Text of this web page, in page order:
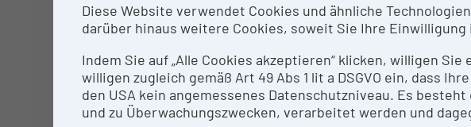
Ihre Datenschutz-
Diese Website verwendet Cookies und ähnliche
darüber hinaus weitere Cookies, soweit Sie Ihre
Indem Sie auf „Alle Cookies akzeptieren“ klicken, willigen
willigen zugleich gemäß Art 49 Abs 1 lit a DSGVO ein, dass
den USA kein angemessenes Datenschutzniveau. Es
und zu Überwachungszwecken, verarbeitet werden und